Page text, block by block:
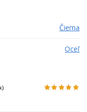
Čierna
Oceľ